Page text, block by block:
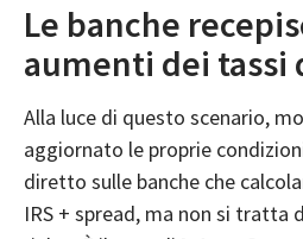
Le banche
aumenti dei tassi
Alla luce di questo scenario,
aggiornato le proprie
diretto sulle banche che
IRS + spread, ma non si tratta